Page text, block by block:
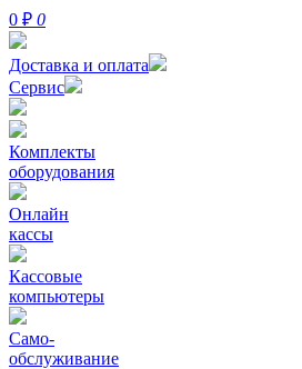
0 ₽ 0
Доставка и оплата
Сервис
Комплекты
оборудования
Онлайн
кассы
Кассовые
компьютеры
Само-
обслуживание